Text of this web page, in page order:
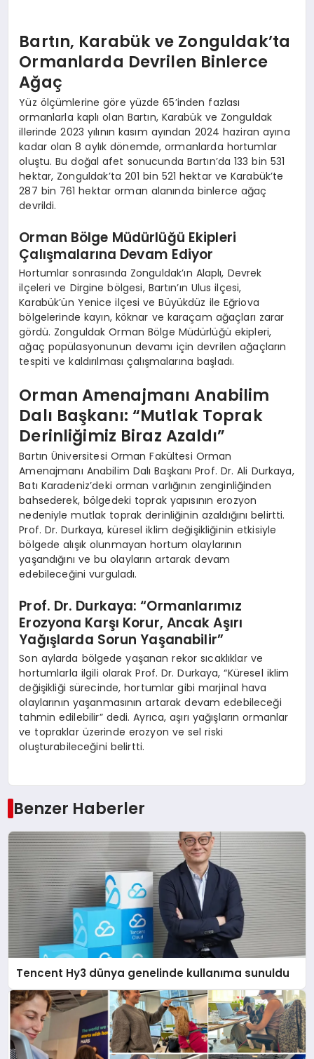
Bartın, Karabük ve Zonguldak’ta
Ormanlarda Devrilen Binlerce
Ağaç
Yüz ölçümlerine göre yüzde 65’inden fazlası
ormanlarla kaplı olan Bartın, Karabük ve Zonguldak
illerinde 2023 yılının kasım ayından 2024 haziran ayına
kadar olan 8 aylık dönemde, ormanlarda hortumlar
oluştu. Bu doğal afet sonucunda Bartın’da 133 bin 531
hektar, Zonguldak’ta 201 bin 521 hektar ve Karabük’te
287 bin 761 hektar orman alanında binlerce ağaç
devrildi.
Orman Bölge Müdürlüğü Ekipleri
Çalışmalarına Devam Ediyor
Hortumlar sonrasında Zonguldak’ın Alaplı, Devrek
ilçeleri ve Dirgine bölgesi, Bartın’ın Ulus ilçesi,
Karabük’ün Yenice ilçesi ve Büyükdüz ile Eğriova
bölgelerinde kayın, köknar ve karaçam ağaçları zarar
gördü. Zonguldak Orman Bölge Müdürlüğü ekipleri,
ağaç popülasyonunun devamı için devrilen ağaçların
tespiti ve kaldırılması çalışmalarına başladı.
Orman Amenajmanı Anabilim
Dalı Başkanı: “Mutlak Toprak
Derinliğimiz Biraz Azaldı”
Bartın Üniversitesi Orman Fakültesi Orman
Amenajmanı Anabilim Dalı Başkanı Prof. Dr. Ali Durkaya,
Batı Karadeniz’deki orman varlığının zenginliğinden
bahsederek, bölgedeki toprak yapısının erozyon
nedeniyle mutlak toprak derinliğinin azaldığını belirtti.
Prof. Dr. Durkaya, küresel iklim değişikliğinin etkisiyle
bölgede alışık olunmayan hortum olaylarının
yaşandığını ve bu olayların artarak devam
edebileceğini vurguladı.
Prof. Dr. Durkaya: “Ormanlarımız
Erozyona Karşı Korur, Ancak Aşırı
Yağışlarda Sorun Yaşanabilir”
Son aylarda bölgede yaşanan rekor sıcaklıklar ve
hortumlarla ilgili olarak Prof. Dr. Durkaya, “Küresel iklim
değişikliği sürecinde, hortumlar gibi marjinal hava
olaylarının yaşanmasının artarak devam edebileceği
tahmin edilebilir” dedi. Ayrıca, aşırı yağışların ormanlar
ve topraklar üzerinde erozyon ve sel riski
oluşturabileceğini belirtti.
Benzer Haberler
Tencent Hy3 dünya genelinde kullanıma sunuldu